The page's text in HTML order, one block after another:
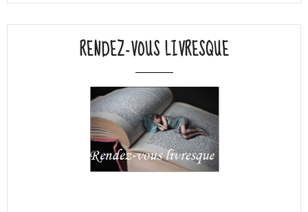
RENDEZ-VOUS LIVRESQUE